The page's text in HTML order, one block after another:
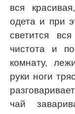
вся
одета и при
светится
чистота и
комнату,
руки ноги
чай